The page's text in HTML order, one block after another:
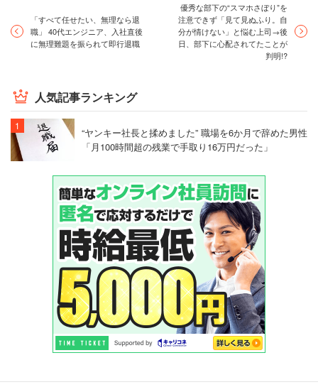
「すべて任せたい、無理なら退
職」 40代エンジニア、入社直後
に無理難題を振られて即行退職
優秀な部下の“スマホさぼり”を
注意できず「見て見ぬふり。自
分が情けない」と悩む上司→後
日、部下に心配されてたことが
判明!?
人気記事ランキング
“ヤンキー社長と揉めました” 職場を6か月で辞めた男性
「月100時間超の残業で手取り16万円だった」